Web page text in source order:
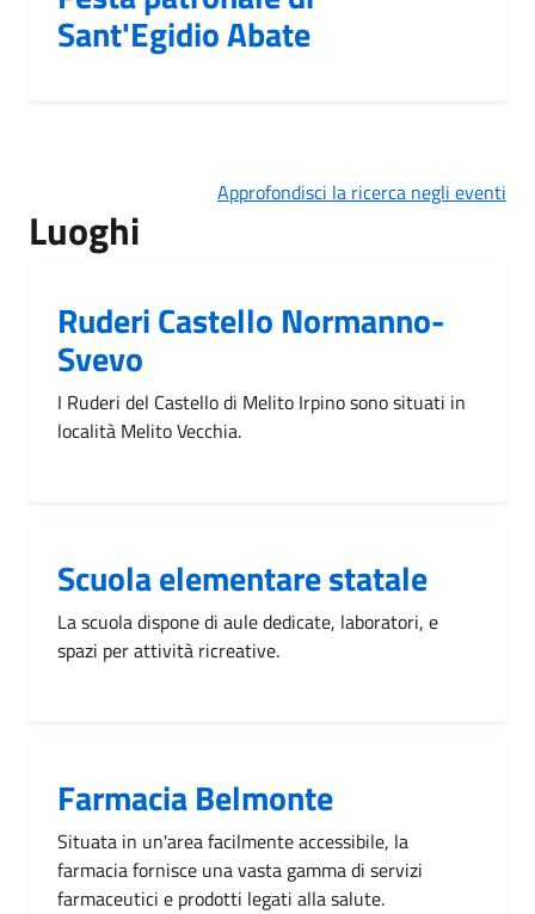
Sant'Egidio Abate
Approfondisci la ricerca negli eventi
Luoghi
Ruderi Castello Normanno-
Svevo
I Ruderi del Castello di Melito Irpino sono situati in
località Melito Vecchia.
Scuola elementare statale
La scuola dispone di aule dedicate, laboratori, e
spazi per attività ricreative.
Farmacia Belmonte
Situata in un'area facilmente accessibile, la
farmacia fornisce una vasta gamma di servizi
farmaceutici e prodotti legati alla salute.